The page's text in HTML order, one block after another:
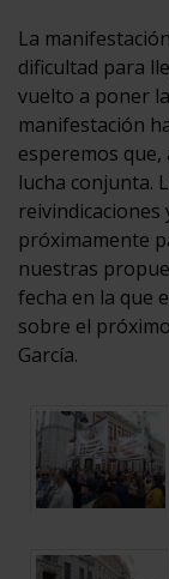
La
dificultad para
vuelto a poner
manifestación
esperemos
lucha conjunta.
próximamente
nuestras
fecha en la que
sobre el
García.